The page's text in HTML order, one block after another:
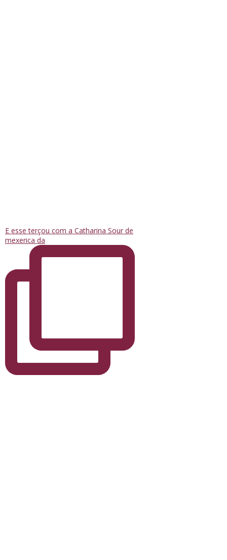
E esse terçou com a Catharina Sour de
mexerica da